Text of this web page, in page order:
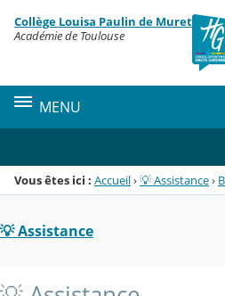
Menu de la rubrique
Contenu
Collège Louisa Paulin de Muret
Académie de Toulouse
MENU
Vous êtes ici : Accueil›💡 Assistance›
💡 Assistance